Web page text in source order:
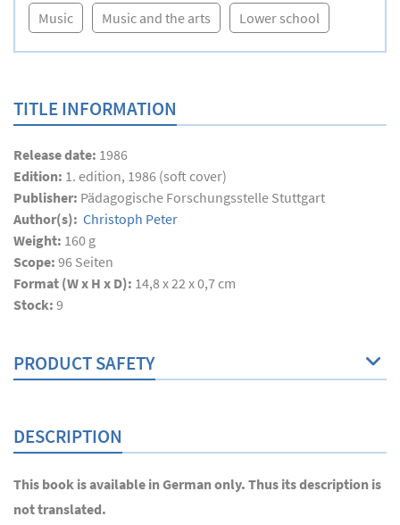
Music Music and the arts Lower school
TITLE INFORMATION
Release date: 1986
Edition: 1. edition, 1986 (soft cover)
Publisher: Pädagogische Forschungsstelle Stuttgart
Author(s): Christoph Peter
Weight: 160 g
Scope: 96 Seiten
Format (W x H x D): 14,8 x 22 x 0,7 cm
Stock: 9
PRODUCT SAFETY
DESCRIPTION
This book is available in German only. Thus its description is
not translated.